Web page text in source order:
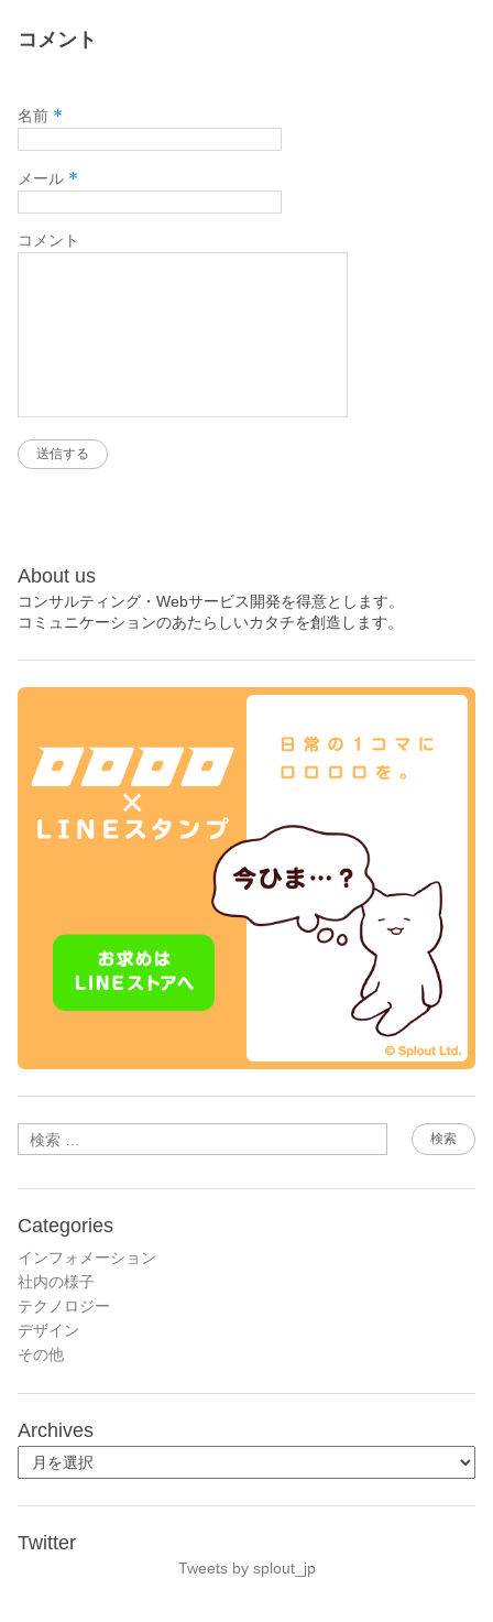
コメント
コメント
名前 *
メール *
About us
コンサルティング・Webサービス開発を得意とします。
コミュニケーションのあたらしいカタチを創造します。
検索
Categories
インフォメーション
社内の様子
テクノロジー
デザイン
その他
Archives
Twitter
Tweets by splout_jp